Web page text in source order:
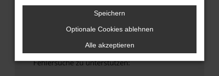
Wende dich an den Webseitenbetreiber.
Wenn du alle oben genannten Schritte versucht
hast, kontaktiere uns bitte. Wir werden
versuchen, das Problem zu beheben. Du kannst
uns diesen Text schicken, um uns bei der
Fehlersuche zu unterstützen:
Speichern
Optionale Cookies ablehnen
Alle akzeptieren